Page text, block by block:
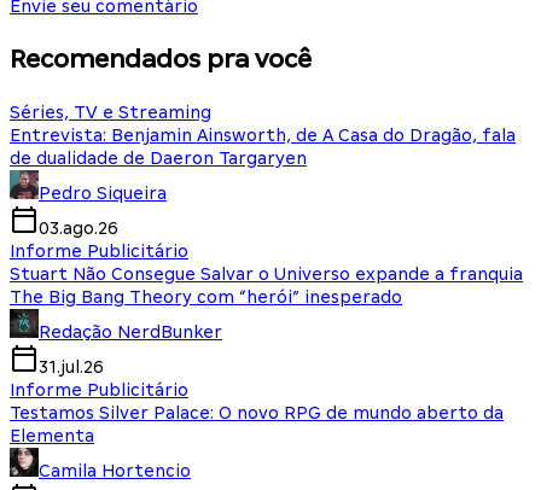
Envie seu comentário
Recomendados pra você
Séries, TV e Streaming
Entrevista: Benjamin Ainsworth, de A Casa do Dragão, fala
de dualidade de Daeron Targaryen
Pedro Siqueira
03.ago.26
Informe Publicitário
Stuart Não Consegue Salvar o Universo expande a franquia
The Big Bang Theory com “herói” inesperado
Redação NerdBunker
31.jul.26
Informe Publicitário
Testamos Silver Palace: O novo RPG de mundo aberto da
Elementa
Camila Hortencio